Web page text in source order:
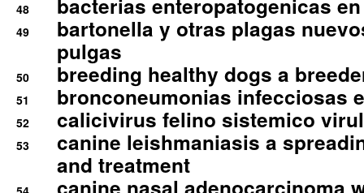
48 bacterias enteropatogenicas
49
bartonella y otras plagas
pulgas
50 breeding healthy dogs a
51 bronconeumonias infecciosas
52 calicivirus felino sistemico
53
canine leishmaniasis a
and treatment
canine nasal adenocarcinoma